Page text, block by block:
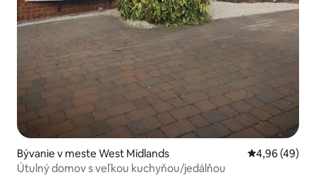
Bývanie v meste West Midlands Priemerné
4,96 (49)
Útulný domov s veľkou kuchyňou/jedálňou